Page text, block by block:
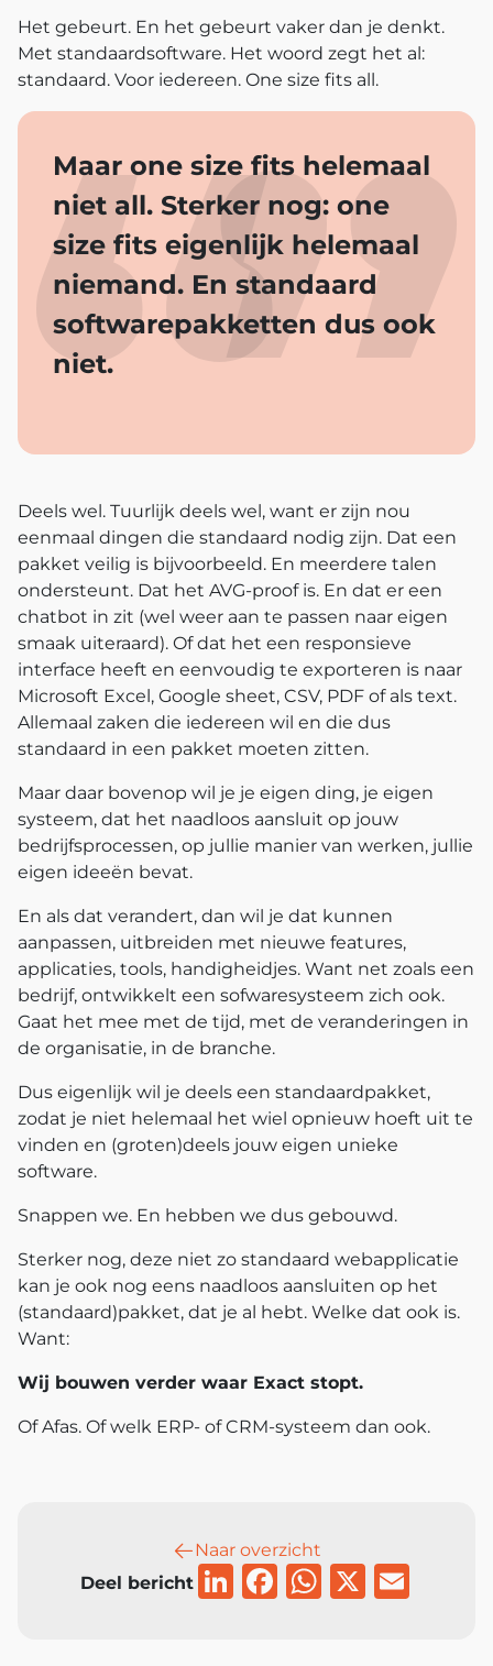
Het gebeurt. En het gebeurt vaker dan je denkt.
Met standaardsoftware. Het woord zegt het al:
standaard. Voor iedereen. One size fits all.
Maar one size fits helemaal
niet all. Sterker nog: one
size fits eigenlijk helemaal
niemand. En standaard
softwarepakketten dus ook
niet.
Deels wel. Tuurlijk deels wel, want er zijn nou
eenmaal dingen die standaard nodig zijn. Dat een
pakket veilig is bijvoorbeeld. En meerdere talen
ondersteunt. Dat het AVG-proof is. En dat er een
chatbot in zit (wel weer aan te passen naar eigen
smaak uiteraard). Of dat het een responsieve
interface heeft en eenvoudig te exporteren is naar
Microsoft Excel, Google sheet, CSV, PDF of als text.
Allemaal zaken die iedereen wil en die dus
standaard in een pakket moeten zitten.
Maar daar bovenop wil je je eigen ding, je eigen
systeem, dat het naadloos aansluit op jouw
bedrijfsprocessen, op jullie manier van werken, jullie
eigen ideeën bevat.
En als dat verandert, dan wil je dat kunnen
aanpassen, uitbreiden met nieuwe features,
applicaties, tools, handigheidjes. Want net zoals een
bedrijf, ontwikkelt een sofwaresysteem zich ook.
Gaat het mee met de tijd, met de veranderingen in
de organisatie, in de branche.
Dus eigenlijk wil je deels een standaardpakket,
zodat je niet helemaal het wiel opnieuw hoeft uit te
vinden en (groten)deels jouw eigen unieke
software.
Snappen we. En hebben we dus gebouwd.
Sterker nog, deze niet zo standaard webapplicatie
kan je ook nog eens naadloos aansluiten op het
(standaard)pakket, dat je al hebt. Welke dat ook is.
Want:
Wij bouwen verder waar Exact stopt.
Of Afas. Of welk ERP- of CRM-systeem dan ook.
Naar overzicht
Deel bericht
LinkedIn
Facebook
X